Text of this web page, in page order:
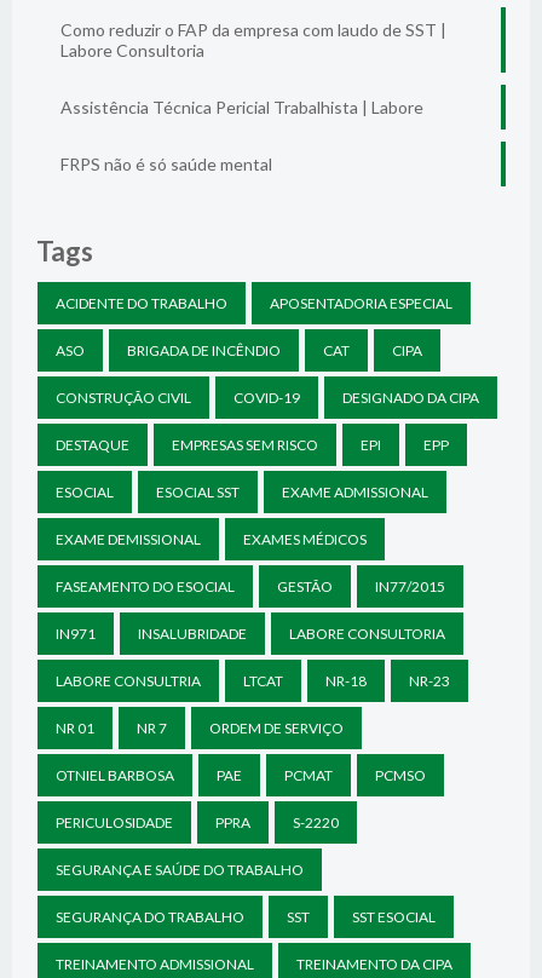
Como reduzir o FAP da empresa com laudo de SST |
Labore Consultoria
Assistência Técnica Pericial Trabalhista | Labore
FRPS não é só saúde mental
Tags
ACIDENTE DO TRABALHO APOSENTADORIA ESPECIAL
ASO BRIGADA DE INCÊNDIO CAT CIPA
CONSTRUÇÃO CIVIL COVID-19 DESIGNADO DA CIPA
DESTAQUE EMPRESAS SEM RISCO EPI EPP
ESOCIAL ESOCIAL SST EXAME ADMISSIONAL
EXAME DEMISSIONAL EXAMES MÉDICOS
FASEAMENTO DO ESOCIAL GESTÃO IN77/2015
IN971 INSALUBRIDADE LABORE CONSULTORIA
LABORE CONSULTRIA LTCAT NR-18 NR-23
NR 01 NR 7 ORDEM DE SERVIÇO
OTNIEL BARBOSA PAE PCMAT PCMSO
PERICULOSIDADE PPRA S-2220
SEGURANÇA E SAÚDE DO TRABALHO
SEGURANÇA DO TRABALHO SST SST ESOCIAL
TREINAMENTO ADMISSIONAL TREINAMENTO DA CIPA